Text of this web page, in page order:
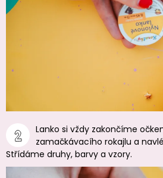
Lanko si vždy zakončíme
zamačkávacího rokajlu a
Střídáme druhy, barvy a vzory.